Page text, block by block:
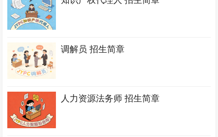
调解员 招生简章
人力资源法务师 招生简章